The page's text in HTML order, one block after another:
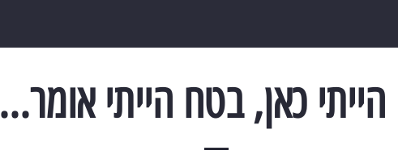
כאן, בטח הייתי אומר...